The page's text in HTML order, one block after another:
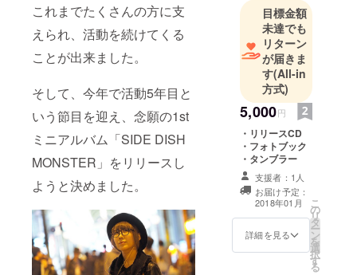
これまでたくさんの方に支
えられ、活動を続けてくる
ことが出来ました。
そして、今年で活動5年目と
いう節目を迎え、念願の1st
ミニアルバム「SIDE DISH
MONSTER」をリリースし
ようと決めました。
目標金額
未達でも
リターン
が届きま
す(All-in
方式)
5,000円
・リリースCD
・フォトブック
・タンブラー
支援者：1人
お届け予定：
2018年01月
詳細を見る
こ
の
リ
タ
ー
ン
を
選
択
す
る